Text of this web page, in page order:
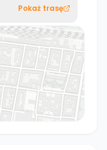
Pokaż trasę